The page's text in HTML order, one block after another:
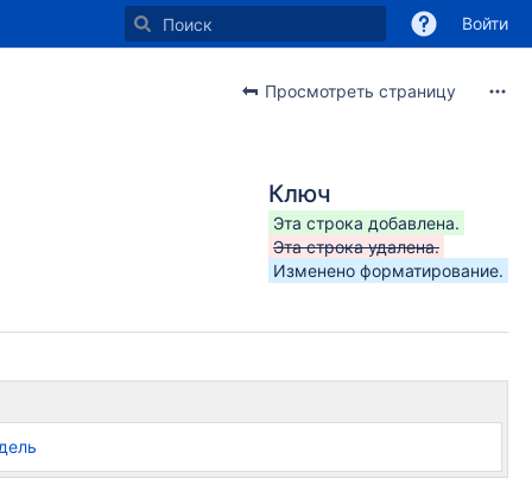
Войти
Просмотреть страницу
Ключ
Эта строка добавлена.
Эта строка удалена.
Изменено форматирование.